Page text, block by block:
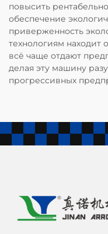
повысить
обеспечение
приверженность
технологиям находит
всё чаще отдают
делая эту машину
прогрессивных